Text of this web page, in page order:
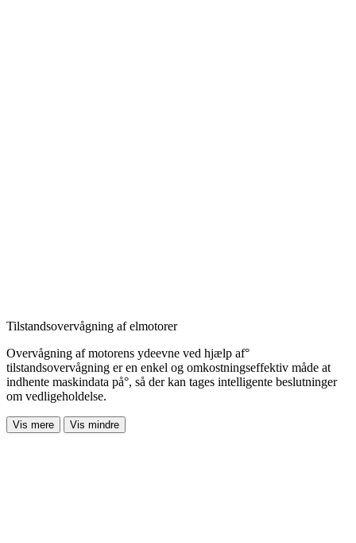
Tilstandsovervågning af elmotorer
Overvågning af motorens ydeevne ved hjælp af°
tilstandsovervågning er en enkel og omkostningseffektiv måde at
indhente maskindata på°, så der kan tages intelligente beslutninger
om vedligeholdelse.
Vis mere Vis mindre